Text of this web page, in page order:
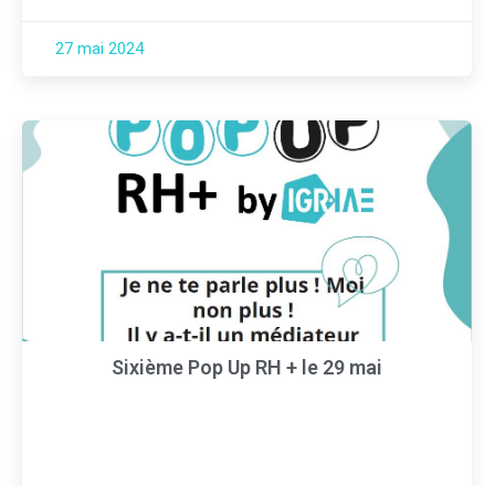
27 mai 2024
Sixième Pop Up RH + le 29 mai